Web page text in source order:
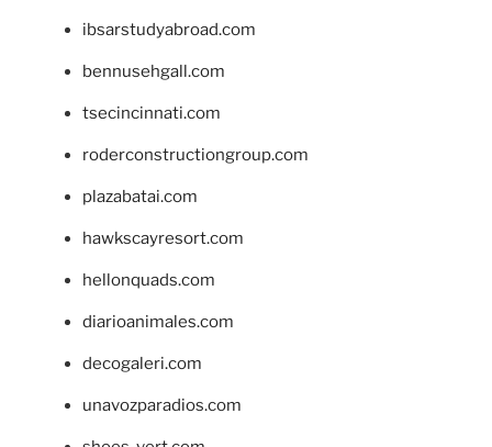
ibsarstudyabroad.com
bennusehgall.com
tsecincinnati.com
roderconstructiongroup.com
plazabatai.com
hawkscayresort.com
hellonquads.com
diarioanimales.com
decogaleri.com
unavozparadios.com